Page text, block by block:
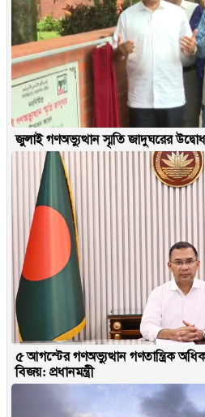
জুলাই গণঅভ্যুত্থান স্মৃতি জাদুঘরের
৫ আগস্টের গণঅভ্যুত্থান গণতান্ত্রিক
বিজয়: প্রধানমন্ত্রী